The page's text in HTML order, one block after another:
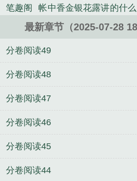
笔趣阁
帐中香金银花露讲的什么
未删减版全文免费阅读
帐中香
帐中香txl金银花原文
帐中
帐中香金银花露原文在哪看
香金银花露原文
帐中香未作
银花露全文阅读
帐中香by金
银花露免费阅读全文免费阅读
可以了
香by金银花露未删减版 长生君海
露未删减版/长生君海棠
最新章节（2025-07-28
分卷阅读49
分卷阅读48
分卷阅读47
分卷阅读46
分卷阅读45
分卷阅读44